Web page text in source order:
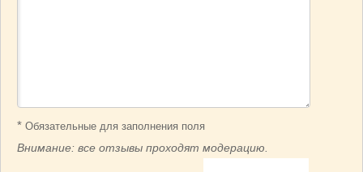
* Обязательные для заполнения поля
Внимание: все отзывы проходят модерацию.